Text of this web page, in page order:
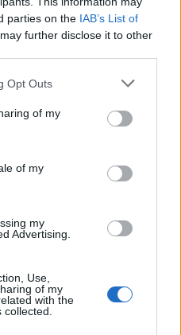
parties on the IAB’s List of
further disclose it to other
Opt Outs
of my
of my
my
Advertising.
Use,
of my
with the
jsem RM, aby jej nechala
žádosti v této věci, protože
nevystoupil s tím, že by bylo
To mu nicméně nebrání
sdělení veřejnosti a zároveň
zastupitelů nemají co bát.
a chodu města se musíme bát
podkladů od RM pro naše
Konvalinka zamete před